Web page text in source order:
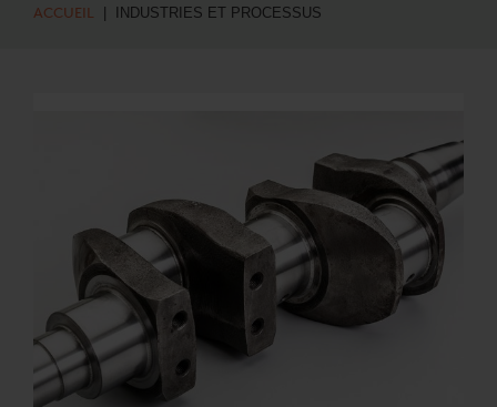
ACCUEIL | INDUSTRIES ET PROCESSUS